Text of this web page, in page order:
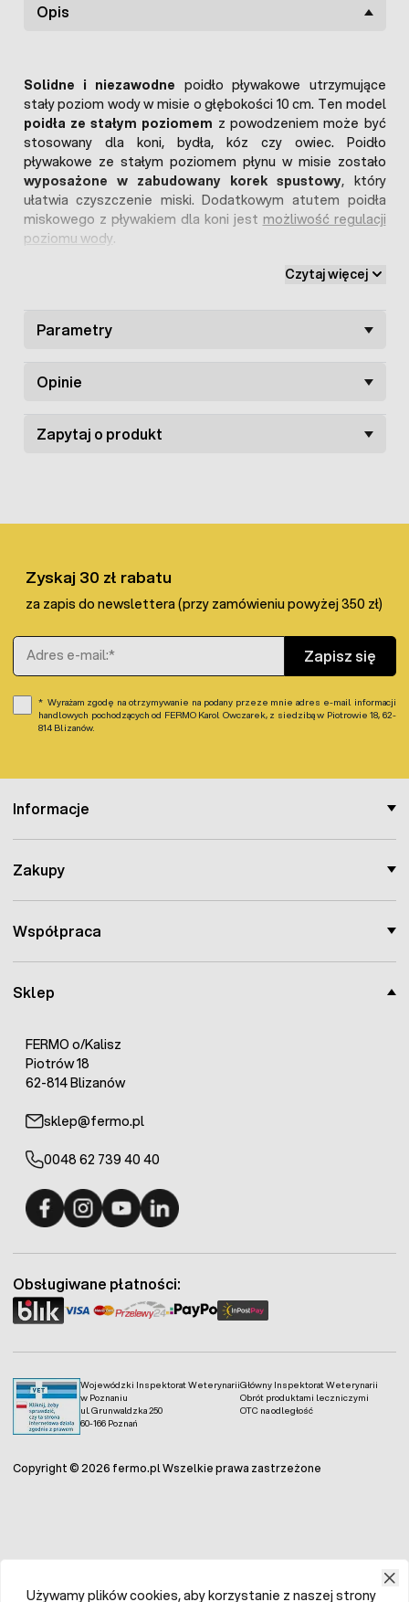
Opis
Solidne i niezawodne poidło pływakowe utrzymujące
stały poziom wody w misie o głębokości 10 cm. Ten model
poidła ze stałym poziomem z powodzeniem może być
stosowany dla koni, bydła, kóz czy owiec. Poidło
pływakowe ze stałym poziomem płynu w misie zostało
wyposażone w zabudowany korek spustowy, który
ułatwia czyszczenie miski. Dodatkowym atutem poidła
miskowego z pływakiem dla koni jest możliwość regulacji
poziomu wody.
zostało z odlewu z
wody standardowo posiada lewostronne podłączenie z
przełożenia we własnym zakresie zaworu i podłączenie
poidła również z prawej strony. Zasilanie poidła nie sprawia
za pomocą szybkozłączki podłączyć wąż ogrodowy. Poidło
koryt dla koni i bydła.
Czytaj więcej
Parametry
Opinie
Zapytaj o produkt
Sklep
FERMO o/Kalisz
Piotrów 18
62-814 Blizanów
sklep@fermo.pl
0048 62 739 40 40
Informacje
Zakupy
Współpraca
Zyskaj 30 zł rabatu
za zapis do newslettera (przy zamówieniu powyżej 350 zł)
Adres e-mail
Zapisz się
Wyrażam zgodę na otrzymywanie na podany przeze mnie adres e-mail informacji
handlowych pochodzących od FERMO Karol Owczarek, z siedzibą w Piotrowie 18, 62-
814 Blizanów.
Wojewódzki Inspektorat Weterynarii
w Poznaniu
ul. Grunwaldzka 250
60-166 Poznań
Główny Inspektorat Weterynarii
Obrót produktami leczniczymi
OTC na odległość
Obsługiwane płatności:
Copyright © 2026 fermo.pl Wszelkie prawa zastrzeżone
Używamy plików cookies, aby korzystanie z naszej strony